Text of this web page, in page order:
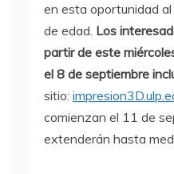
en esta oportunidad al
de edad. Los
partir de este
el 8 de septiembre
sitio:
comienzan el 11 de
extenderán hasta